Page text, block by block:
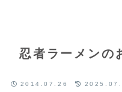
忍者ラーメンの
2014.07.26